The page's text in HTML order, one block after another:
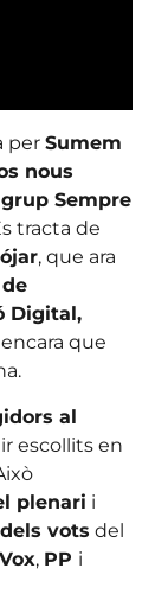
per Sumem
nous
Sempre
tracta de
, que ara
Digital,
encara que
al
escollits en
plenari i
vots del
Vox, PP i